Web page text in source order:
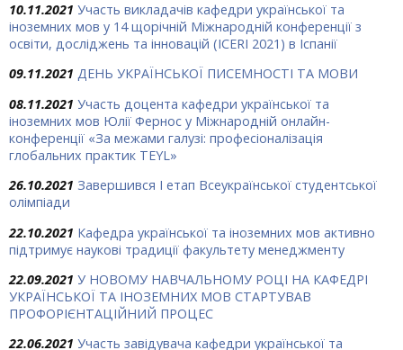
10.11.2021 Участь викладачів кафедри української та
іноземних мов у 14 щорічній Міжнародній конференції з
освіти, досліджень та інновацій (ICERI 2021) в Іспанії
09.11.2021 ДЕНЬ УКРАЇНСЬКОЇ ПИСЕМНОСТІ ТА МОВИ
08.11.2021 Участь доцента кафедри української та
іноземних мов Юлії Фернос у Міжнародній онлайн-
конференції «За межами галузі: професіоналізація
глобальних практик TEYL»
26.10.2021 Завершився І етап Всеукраїнської студентської
олімпіади
22.10.2021 Кафедра української та іноземних мов активно
підтримує наукові традиції факультету менеджменту
22.09.2021 У НОВОМУ НАВЧАЛЬНОМУ РОЦІ НА КАФЕДРІ
УКРАЇНСЬКОЇ ТА ІНОЗЕМНИХ МОВ СТАРТУВАВ
ПРОФОРІЄНТАЦІЙНИЙ ПРОЦЕС
22.06.2021 Участь завідувача кафедри української та